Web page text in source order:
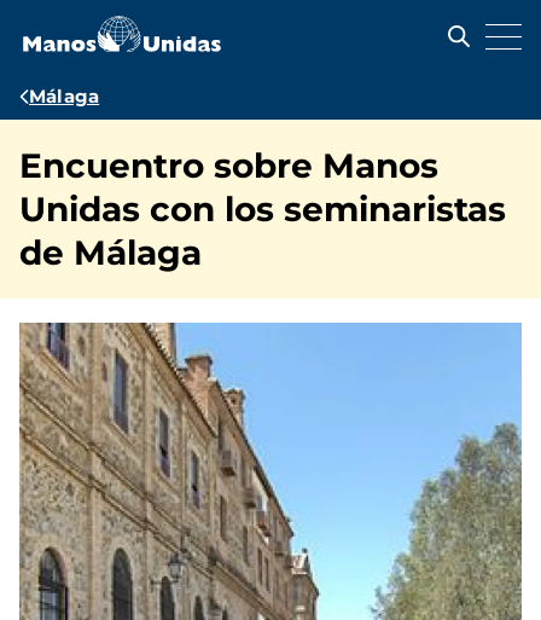
contenido
Ruta
navegación
Málaga
Encuentro sobre Manos
Unidas con los seminaristas
de Málaga